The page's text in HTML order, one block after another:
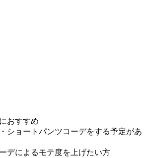
おすすめ
ショートパンツコーデをする予定があ
デによるモテ度を上げたい方